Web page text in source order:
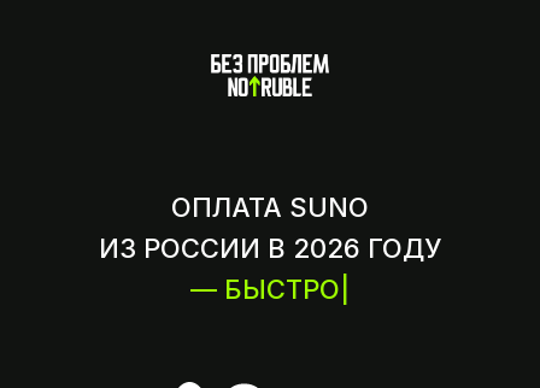
ОПЛАТА SUNO
ИЗ РОССИИ В 2026 ГОДУ
— БЫСТРО